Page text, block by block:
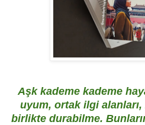
Aşk kademe kademe
uyum, ortak ilgi alanları,
birlikte durabilme.